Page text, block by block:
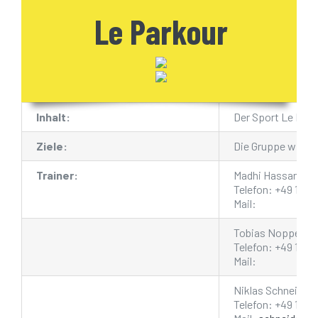
Le Parkour
Inhalt: Der Sport Le
Ziele: Die Gruppe wird
Trainer:
Madhi Hassan
Telefon: +49 163
Mail:
Tobias Nopper
Telefon: +49 157
Mail:
Niklas Schneider
Telefon: +49
Download